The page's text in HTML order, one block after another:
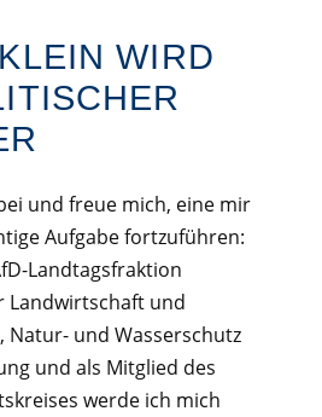
WIRD
und freue mich, eine mir
Aufgabe fortzuführen:
Landtagsfraktion
Landwirtschaft und
Natur- und Wasserschutz
und als Mitglied des
werde ich mich